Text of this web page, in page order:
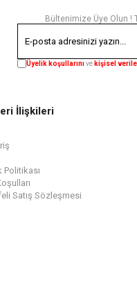
Bültenimize Üye Olun !
Üyelik koşullarınıve kişisel
İlişkileri
Politikası
Satış Sözleşmesi